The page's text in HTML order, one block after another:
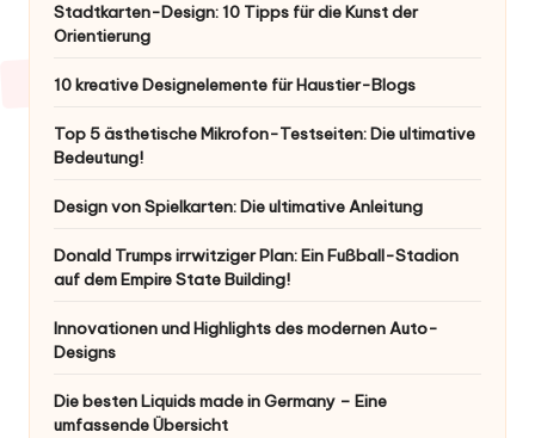
Stadtkarten-Design: 10 Tipps für die Kunst der
Orientierung
10 kreative Designelemente für Haustier-Blogs
Top 5 ästhetische Mikrofon-Testseiten: Die ultimative
Bedeutung!
Design von Spielkarten: Die ultimative Anleitung
Donald Trumps irrwitziger Plan: Ein Fußball-Stadion
auf dem Empire State Building!
Innovationen und Highlights des modernen Auto-
Designs
Die besten Liquids made in Germany – Eine
umfassende Übersicht